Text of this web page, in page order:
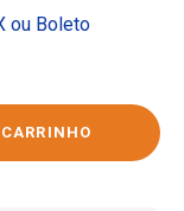
ou Boleto